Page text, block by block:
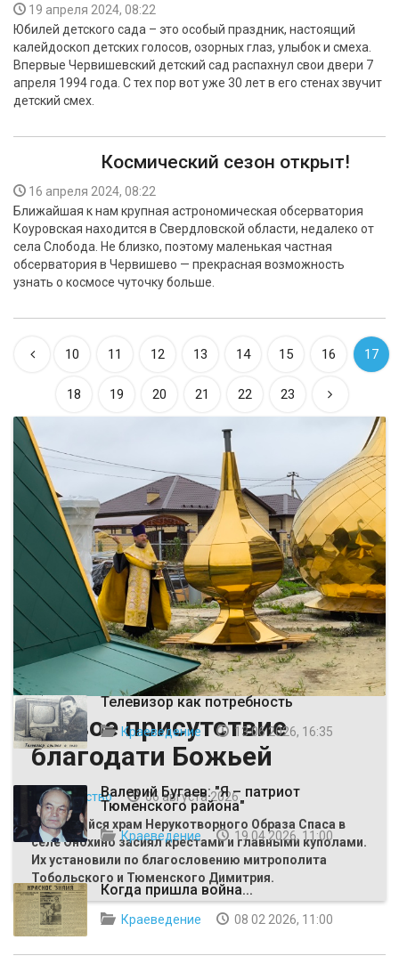
19 апреля 2024, 08:22
Юбилей детского сада – это особый праздник, настоящий
калейдоскоп детских голосов, озорных глаз, улыбок и смеха.
Впервые Червишевский детский сад распахнул свои двери 7
апреля 1994 года. С тех пор вот уже 30 лет в его стенах звучит
детский смех.
Космический сезон открыт!
16 апреля 2024, 08:22
Ближайшая к нам крупная астрономическая обсерватория
Коуровская находится в Свердловской области, недалеко от
села Слобода. Не близко, поэтому маленькая частная
обсерватория в Червишево — прекрасная возможность
узнать о космосе чуточку больше.
10 11 12 13 14 15 16 17
18 19 20 21 22 23
Живое присутствие
благодати Божьей
Общество
06 августа 2026
Строящийся храм Нерукотворного Образа Спаса в
селе Онохино засиял крестами и главными куполами.
Их установили по благословению митрополита
Тобольского и Тюменского Димитрия.
ВЫБОР РЕДАКЦИИ
Телевизор как потребность
Краеведение 13 06 2026, 16:35
Валерий Бугаев: "Я – патриот
Тюменского района"
Краеведение 19 04 2026, 11:00
Когда пришла война...
Краеведение 08 02 2026, 11:00